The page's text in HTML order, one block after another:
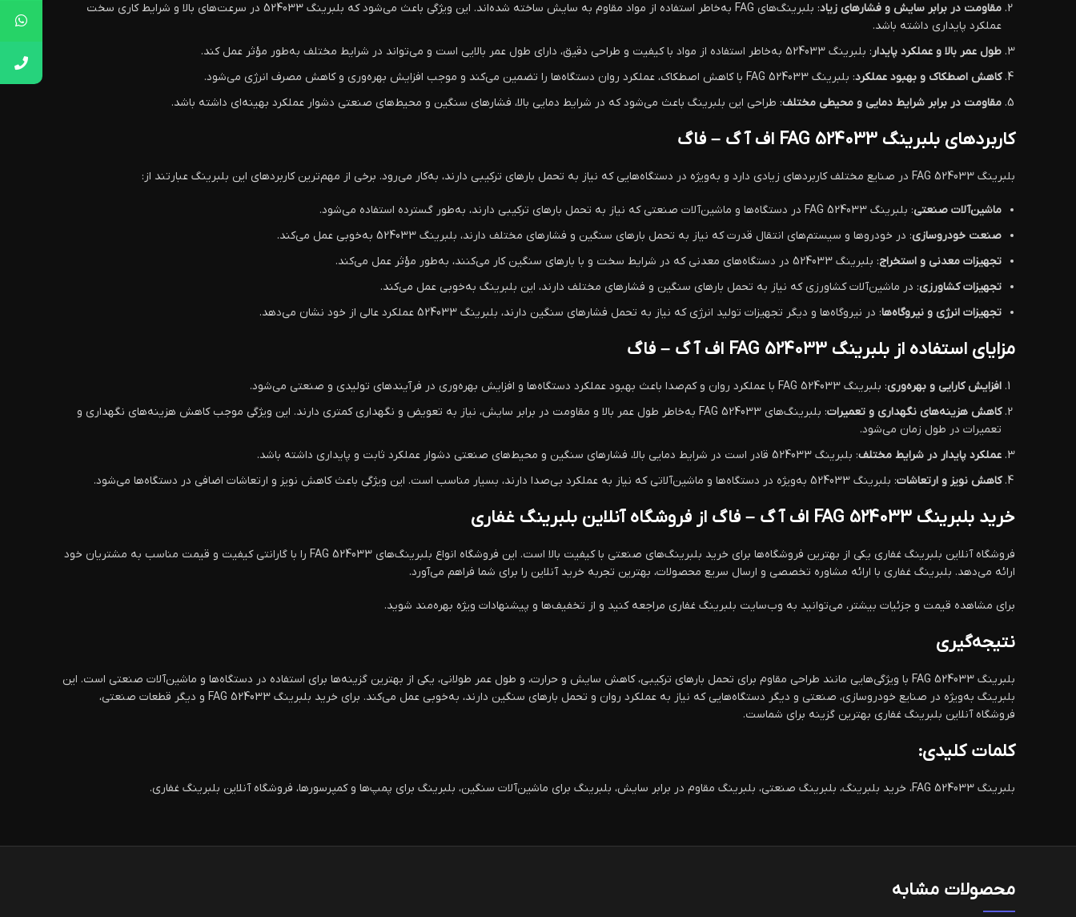
مقاومت در برابر سایش و فشارهای زیاد
: بلبرینگ‌های FAG به‌خاطر استفاده از مواد مقاوم به سایش ساخته شده‌اند. این ویژگی باعث می‌شود که بلبرینگ 524033 در سرعت‌های بالا و شرایط کاری سخت
عملکرد پایداری داشته باشد.
طول عمر بالا و عملکرد پایدار: بلبرینگ 524033 به‌خاطر استفاده از مواد با کیفیت و طراحی دقیق، دارای طول عمر بالایی است و می‌تواند در شرایط مختلف به‌طور مؤثر عمل کند.
کاهش اصطکاک و بهبود عملکرد: بلبرینگ FAG 524033 با کاهش اصطکاک، عملکرد روان دستگاه‌ها را تضمین می‌کند و موجب افزایش بهره‌وری و کاهش مصرف انرژی می‌شود.
مقاومت در برابر شرایط دمایی و محیطی مختلف: طراحی این بلبرینگ باعث می‌شود که در شرایط دمایی بالا، فشارهای سنگین و محیط‌های صنعتی دشوار عملکرد بهینه‌ای داشته باشد.
کاربردهای بلبرینگ FAG 524033 اف آ گ – فاگ
بلبرینگ FAG 524033 در صنایع مختلف کاربردهای زیادی دارد و به‌ویژه در دستگاه‌هایی که نیاز به تحمل بارهای ترکیبی دارند، به‌کار می‌رود. برخی از مهم‌ترین کاربردهای این بلبرینگ عبارتند از:
ماشین‌آلات صنعتی: بلبرینگ FAG 524033 در دستگاه‌ها و ماشین‌آلات صنعتی که نیاز به تحمل بارهای ترکیبی دارند، به‌طور گسترده استفاده می‌شود.
صنعت خودروسازی: در خودروها و سیستم‌های انتقال قدرت که نیاز به تحمل بارهای سنگین و فشارهای مختلف دارند، بلبرینگ 524033 به‌خوبی عمل می‌کند.
تجهیزات معدنی و استخراج: بلبرینگ 524033 در دستگاه‌های معدنی که در شرایط سخت و با بارهای سنگین کار می‌کنند، به‌طور مؤثر عمل می‌کند.
تجهیزات کشاورزی: در ماشین‌آلات کشاورزی که نیاز به تحمل بارهای سنگین و فشارهای مختلف دارند، این بلبرینگ به‌خوبی عمل می‌کند.
تجهیزات انرژی و نیروگاه‌ها: در نیروگاه‌ها و دیگر تجهیزات تولید انرژی که نیاز به تحمل فشارهای سنگین دارند، بلبرینگ 524033 عملکرد عالی از خود نشان می‌دهد.
مزایای استفاده از بلبرینگ FAG 524033 اف آ گ – فاگ
افزایش کارایی و بهره‌وری: بلبرینگ FAG 524033 با عملکرد روان و کم‌صدا باعث بهبود عملکرد دستگاه‌ها و افزایش بهره‌وری در فرآیندهای تولیدی و صنعتی می‌شود.
کاهش هزینه‌های نگهداری و تعمیرات
: بلبرینگ‌های FAG 524033 به‌خاطر طول عمر بالا و مقاومت در برابر سایش، نیاز به تعویض و نگهداری کمتری دارند. این ویژگی موجب کاهش هزینه‌های نگهداری و
تعمیرات در طول زمان می‌شود.
عملکرد پایدار در شرایط مختلف: بلبرینگ 524033 قادر است در شرایط دمایی بالا، فشارهای سنگین و محیط‌های صنعتی دشوار عملکرد ثابت و پایداری داشته باشد.
کاهش نویز و ارتعاشات: بلبرینگ 524033 به‌ویژه در دستگاه‌ها و ماشین‌آلاتی که نیاز به عملکرد بی‌صدا دارند، بسیار مناسب است. این ویژگی باعث کاهش نویز و ارتعاشات اضافی در دستگاه‌ها می‌شود.
خرید بلبرینگ FAG 524033 اف آ گ – فاگ از فروشگاه آنلاین بلبرینگ غفاری
فروشگاه آنلاین بلبرینگ غفاری یکی از بهترین فروشگاه‌ها برای خرید بلبرینگ‌های صنعتی با کیفیت بالا است. این فروشگاه انواع بلبرینگ‌های FAG 524033 را با گارانتی کیفیت و قیمت مناسب به مشتریان خود
ارائه می‌دهد. بلبرینگ غفاری با ارائه مشاوره تخصصی و ارسال سریع محصولات، بهترین تجربه خرید آنلاین را برای شما فراهم می‌آورد.
برای مشاهده قیمت و جزئیات بیشتر، می‌توانید به وب‌سایت بلبرینگ غفاری مراجعه کنید و از تخفیف‌ها و پیشنهادات ویژه بهره‌مند شوید.
نتیجه‌گیری
بلبرینگ FAG 524033 با ویژگی‌هایی مانند طراحی مقاوم برای تحمل بارهای ترکیبی، کاهش سایش و حرارت، و طول عمر طولانی، یکی از بهترین گزینه‌ها برای استفاده در دستگاه‌ها و ماشین‌آلات صنعتی است. این
بلبرینگ به‌ویژه در صنایع خودروسازی، صنعتی و دیگر دستگاه‌هایی که نیاز به عملکرد روان و تحمل بارهای سنگین دارند، به‌خوبی عمل می‌کند. برای خرید بلبرینگ FAG 524033 و دیگر قطعات صنعتی،
فروشگاه آنلاین بلبرینگ غفاری بهترین گزینه برای شماست.
کلمات کلیدی:
بلبرینگ FAG 524033، خرید بلبرینگ، بلبرینگ صنعتی، بلبرینگ مقاوم در برابر سایش، بلبرینگ برای ماشین‌آلات سنگین، بلبرینگ برای پمپ‌ها و کمپرسورها، فروشگاه آنلاین بلبرینگ غفاری.
محصولات مشابه